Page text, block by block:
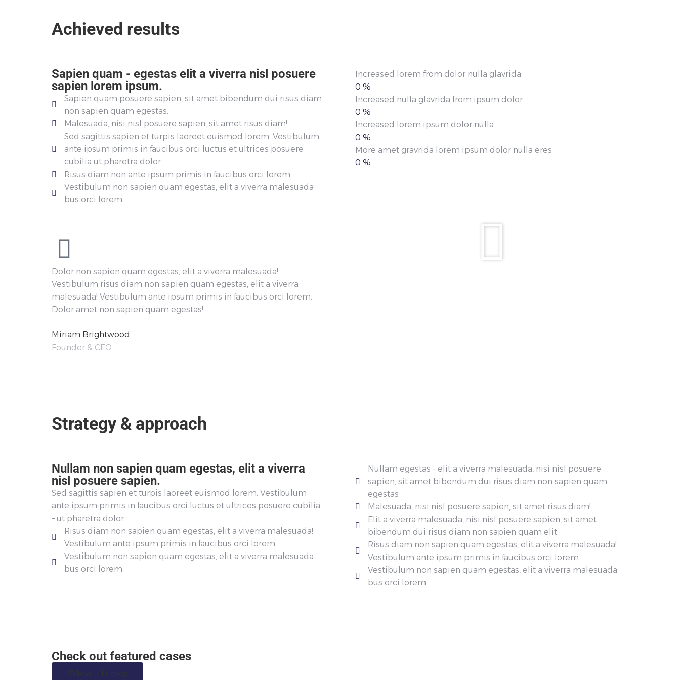
Achieved results
Sapien quam - egestas elit a viverra nisl posuere
sapien lorem ipsum.
Sapien quam posuere sapien, sit amet bibendum dui risus diam
non sapien quam egestas.
Malesuada, nisi nisl posuere sapien, sit amet risus diam!
Sed sagittis sapien et turpis laoreet euismod lorem. Vestibulum
ante ipsum primis in faucibus orci luctus et ultrices posuere
cubilia ut pharetra dolor.
Risus diam non ante ipsum primis in faucibus orci lorem.
Vestibulum non sapien quam egestas, elit a viverra malesuada
bus orci lorem.
Increased lorem from dolor nulla glavrida
0 %
Increased nulla glavrida from ipsum dolor
0 %
Increased lorem ipsum dolor nulla
0 %
More amet gravrida lorem ipsum dolor nulla eres
0 %
Dolor non sapien quam egestas, elit a viverra malesuada!
Vestibulum risus diam non sapien quam egestas, elit a viverra
malesuada! Vestibulum ante ipsum primis in faucibus orci lorem.
Dolor amet non sapien quam egestas!
Miriam Brightwood
Founder & CEO
Strategy & approach
Nullam non sapien quam egestas, elit a viverra
nisl posuere sapien.
Sed sagittis sapien et turpis laoreet euismod lorem. Vestibulum
ante ipsum primis in faucibus orci luctus et ultrices posuere cubilia
– ut pharetra dolor.
Risus diam non sapien quam egestas, elit a viverra malesuada!
Vestibulum ante ipsum primis in faucibus orci lorem.
Vestibulum non sapien quam egestas, elit a viverra malesuada
bus orci lorem.
Nullam egestas - elit a viverra malesuada, nisi nisl posuere
sapien, sit amet bibendum dui risus diam non sapien quam
egestas
Malesuada, nisi nisl posuere sapien, sit amet risus diam!
Elit a viverra malesuada, nisi nisl posuere sapien, sit amet
bibendum dui risus diam non sapien quam elit.
Risus diam non sapien quam egestas, elit a viverra malesuada!
Vestibulum ante ipsum primis in faucibus orci lorem.
Vestibulum non sapien quam egestas, elit a viverra malesuada
bus orci lorem.
Check out featured cases
View all cases